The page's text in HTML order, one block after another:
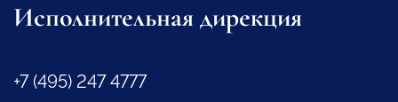
Исполнительная дирекция
+7 (495) 247 4777